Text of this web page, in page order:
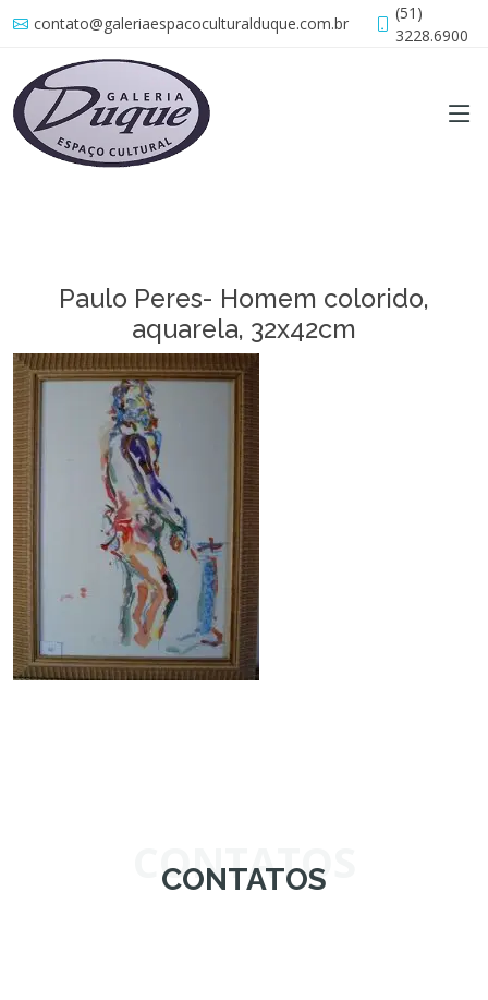
contato@galeriaespacoculturalduque.com.br
(51)
3228.6900
Paulo Peres- Homem colorido,
aquarela, 32x42cm
CONTATOS
CONTATOS